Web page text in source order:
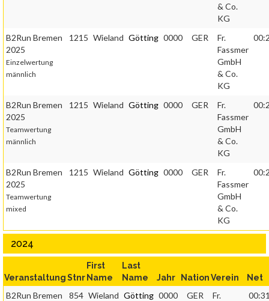
& Co.
KG
B2Run Bremen
2025
Einzelwertung
männlich
1215 Wieland Götting 0000 GER
Fr.
Fassmer
GmbH
& Co.
KG
B2Run Bremen
2025
Teamwertung
männlich
1215 Wieland Götting 0000 GER
Fr.
Fassmer
GmbH
& Co.
KG
B2Run Bremen
2025
Teamwertung
mixed
1215 Wieland Götting 0000 GER
Fr.
Fassmer
GmbH
& Co.
KG
2024
VeranstaltungStnr
First
Name
Last
Name
Jahr NationVerein Net
B2Run Bremen
854 Wieland Götting 0000 GER
Fr.